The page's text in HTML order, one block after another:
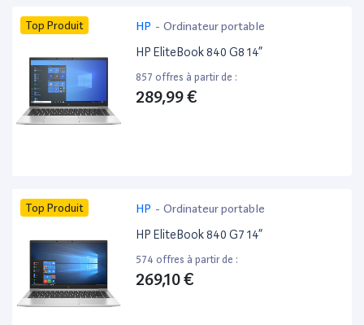
Top Produit HP - Ordinateur portable
HP EliteBook 840 G8 14”
857 offres à partir de :
289,99 €
Top Produit HP - Ordinateur portable
HP EliteBook 840 G7 14”
574 offres à partir de :
269,10 €